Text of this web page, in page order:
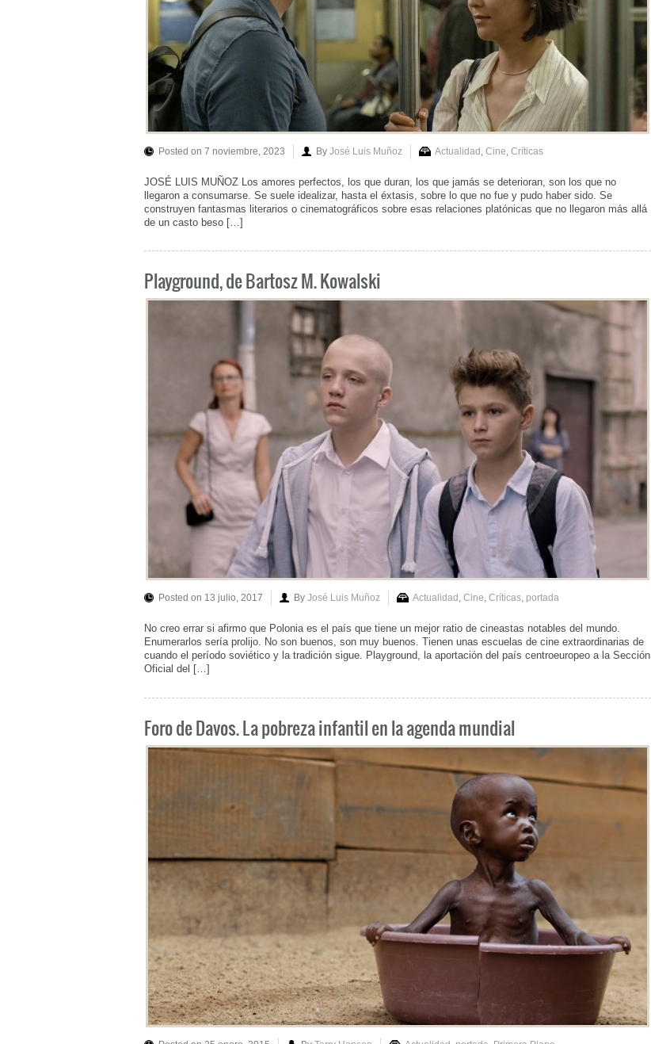
Posted on 7 noviembre, 2023 By José Luis Muñoz Actualidad Cine Críticas
JOSÉ LUIS MUÑOZ Los amores perfectos, los que duran, los que jamás se deterioran, son los que no
llegaron a consumarse. Se suele idealizar, hasta el éxtasis, sobre lo que no fue y pudo haber sido. Se
construyen fantasmas literarios o cinematográficos sobre esas relaciones platónicas que no llegaron más allá
de un casto beso […]
Playground, de Bartosz M. Kowalski
Posted on 13 julio, 2017 By José Luis Muñoz Actualidad , Cine, Críticas, portada
No creo errar si afirmo que Polonia es el país que tiene un mejor ratio de cineastas notables del mundo.
Enumerarlos sería prolijo. No son buenos, son muy buenos. Tienen unas escuelas de cine extraordinarias de
cuando el período soviético y la tradición sigue. Playground, la aportación del país centroeuropeo a la Sección
Oficial del […]
Foro de Davos. La pobreza infantil en la agenda mundial